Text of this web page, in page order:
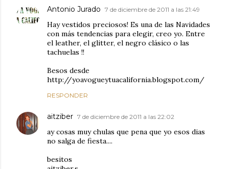
Antonio Jurado 7 de diciembre de 2011 a las 21:49
Hay vestidos preciosos! Es una de las Navidades
con más tendencias para elegir, creo yo. Entre
el leather, el glitter, el negro clásico o las
tachuelas !!
Besos desde
http://yoavogueytuacalifornia.blogspot.com/
RESPONDER
aitziber 7 de diciembre de 2011 a las 22:02
ay cosas muy chulas que pena que yo esos dias
no salga de fiesta....
besitos